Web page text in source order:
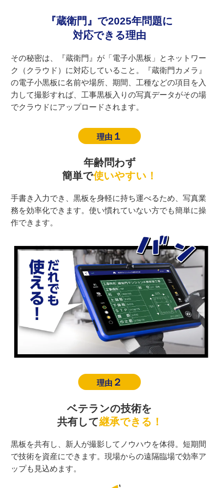
『蔵衛門』で2025年問題に
対応できる理由
その秘密は、『蔵衛門』が「電子小黒板」とネットワー
ク（クラウド）に対応していること。『蔵衛門カメラ』
の電子小黒板に名前や場所、期間、工種などの項目を入
力して撮影すれば、工事黒板入りの写真データがその場
でクラウドにアップロードされます。
理由 １
年齢問わず
簡単で使いやすい！
手書き入力でき、黒板を身軽に持ち運べるため、写真業
務を効率化できます。使い慣れていない方でも簡単に操
作できます。
理由 ２
ベテランの技術を
共有して継承できる！
黒板を共有し、新人が撮影してノウハウを体得。短期間
で技術を資産にできます。現場からの遠隔臨場で効率ア
ップも見込めます。